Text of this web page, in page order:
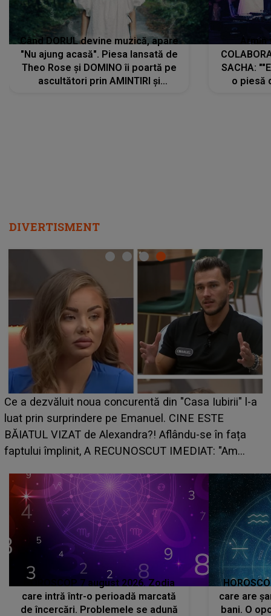
Când DORUL devine muzică, apare
"Nu ajung acasă". Piesa lansată de
Theo Rose și DOMINO îi poartă pe
ascultători prin AMINTIRI și
SACHA:
o piesă
DIVERTISMENT
Ce a dezvăluit noua concurentă din "Casa Iubirii" l-a
luat prin surprindere pe Emanuel. CINE ESTE
BĂIATUL VIZAT de Alexandra?! Aflându-se în fața
faptului împlinit, A RECUNOSCUT IMEDIAT: "Am
HOROSCOP 7 august 2026. Zodia
care intră într-o perioadă marcată
de încercări. Problemele se adună
care are
bani. O